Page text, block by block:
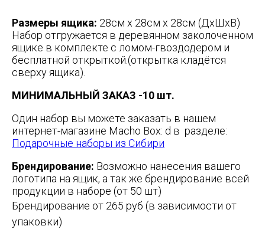
Размеры ящика: 28см x 28см x 28см (ДхШхВ)
Набор отгружается в деревянном заколоченном
ящике в комплекте с ломом-гвоздодером и
бесплатной открыткой.(открытка кладётся
сверху ящика).
МИНИМАЛЬНЫЙ ЗАКАЗ -10 шт.
Один набор вы можете заказать в нашем
интернет-магазине Macho Box: d в разделе:
Подарочные наборы из Сибири
Брендирование: Возможно нанесения вашего
логотипа на ящик, а так же брендирование всей
продукции в наборе (от 50 шт)
Брендирование от 265 руб (в зависимости от
упаковки)